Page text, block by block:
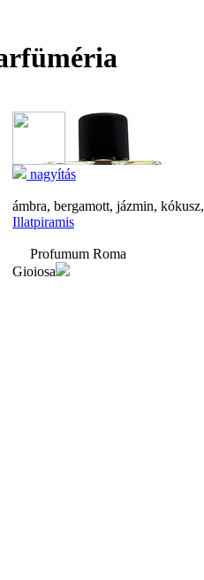
nagyítás
ámbra, bergamott, jázmin,
Illatpiramis
Profumum Roma
Gioiosa